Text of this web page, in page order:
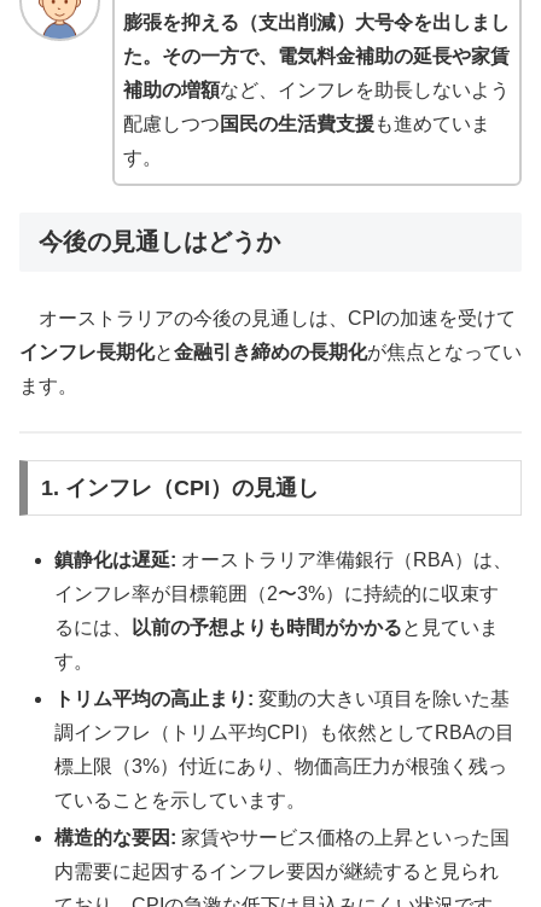
膨張を抑える（支出削減）大号令を出しまし
た。その一方で、電気料金補助の延長や家賃
補助の増額など、インフレを助長しないよう
配慮しつつ 国民の生活費支援も進めていま
す。
今後の見通しはどうか
オーストラリアの今後の見通しは、CPIの加速を受けて
インフレ長期化と金融引き締めの長期化が焦点となってい
ます。
1. インフレ（CPI）の見通し
鎮静化は遅延: オーストラリア準備銀行（RBA）は、
インフレ率が目標範囲（2〜3%）に持続的に収束す
るには、
以前の予想よりも時間がかかると見ていま
す。
トリム平均の高止まり: 変動の大きい項目を除いた基
調インフレ（トリム平均CPI）も依然としてRBAの目
標上限（3%）付近にあり、物価高圧力が根強く残っ
ていることを示しています。
構造的な要因: 家賃やサービス価格の上昇といった国
内需要に起因するインフレ要因が継続すると見られ